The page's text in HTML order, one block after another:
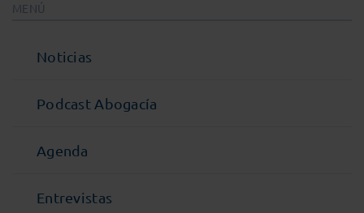
MENÚ
Noticias
Podcast Abogacía
Agenda
Entrevistas